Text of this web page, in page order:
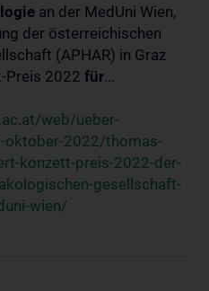
an der MedUni Wien,
der österreichischen
(APHAR) in Graz
Preis 2022 für...
web/ueber-
2022/thomas-
konzett-preis-2022-der-
gesellschaft-
wien/